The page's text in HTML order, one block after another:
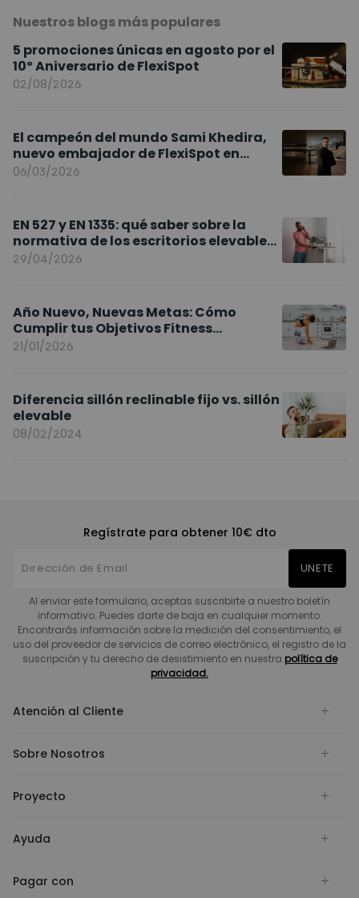
Nuestros blogs más populares
5 promociones únicas en agosto por el
10º Aniversario de FlexiSpot
02/08/2026
El campeón del mundo Sami Khedira,
nuevo embajador de FlexiSpot en
Europa
06/03/2026
EN 527 y EN 1335: qué saber sobre la
normativa de los escritorios elevables
y sillas ergonómicas
29/04/2026
Año Nuevo, Nuevas Metas: Cómo
Cumplir tus Objetivos Fitness
Entrenando en Casa
21/01/2026
Diferencia sillón reclinable fijo vs. sillón
elevable
08/02/2024
Regístrate para obtener 10€ dto
UNETE
Al enviar este formulario, aceptas suscribirte a nuestro boletín
informativo. Puedes darte de baja en cualquier momento.
Encontrarás información sobre la medición del consentimiento, el
uso del proveedor de servicios de correo electrónico, el registro de la
suscripción y tu derecho de desistimiento en nuestra política de
privacidad.
Atención al Cliente
Sobre Nosotros
Proyecto
Ayuda
Pagar con